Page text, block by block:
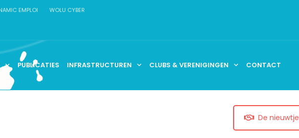
EMPLOI WOLU CYBER
PUBLICATIES INFRASTRUCTUREN CLUBS & VERENIGINGEN CONTACT
De